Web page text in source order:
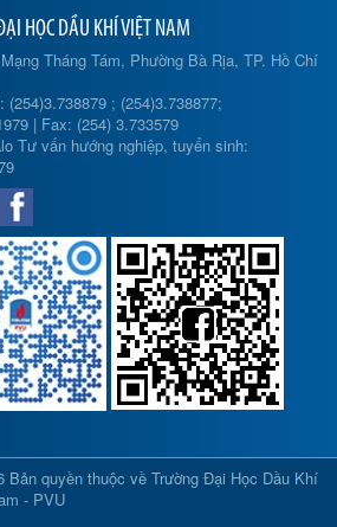
HỌC DẦU KHÍ VIỆT NAM
Tháng Tám, Phường Bà Rịa, TP. Hồ Chí
(254)3.738879 ; (254)3.738877;
| Fax: (254) 3.733579
Tư vấn hướng nghiệp, tuyển sinh:
Bản quyền thuộc về Trường Đại Học Dầu Khí
- PVU